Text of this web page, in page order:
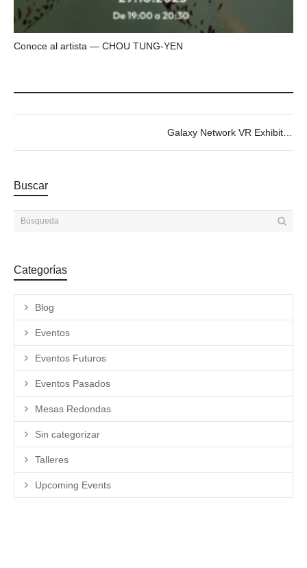
Conoce al artista — CHOU TUNG-YEN
Buscar
Categorías
Blog
Eventos
Eventos Futuros
Eventos Pasados
Mesas Redondas
Sin categorizar
Talleres
Upcoming Events